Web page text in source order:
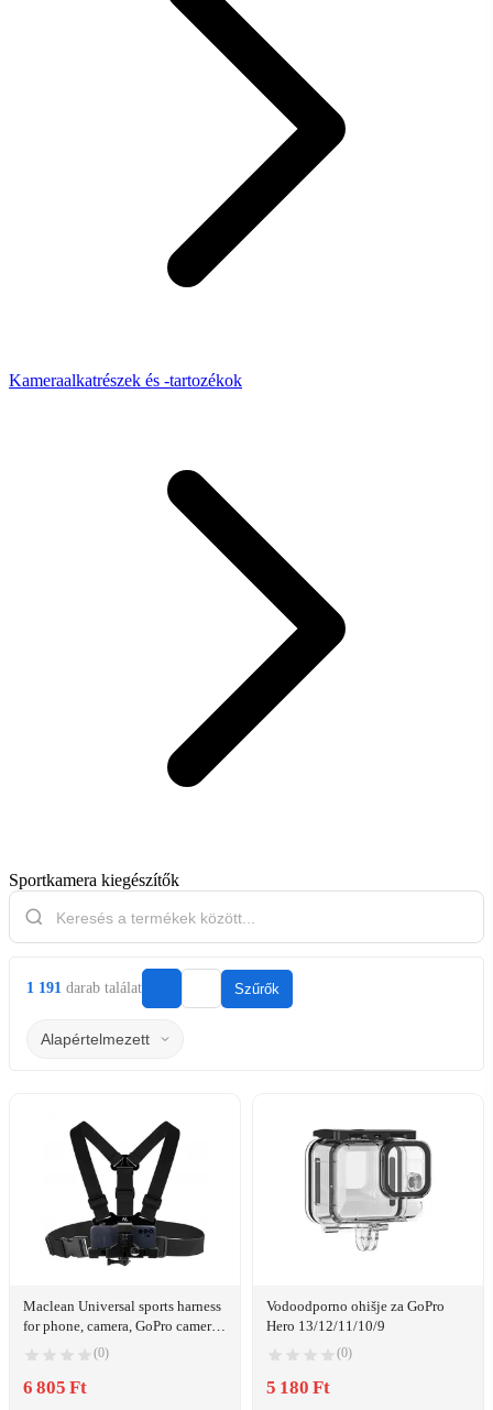
Kameraalkatrészek és -tartozékok
Sportkamera kiegészítők
1 191 darab találat Szűrők
Maclean Universal sports harness
for phone, camera, GoPro cameras
(0)
6 805 Ft
Vodoodporno ohišje za GoPro
Hero 13/12/11/10/9
(0)
5 180 Ft